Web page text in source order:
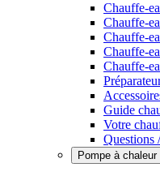
Chauffe-
Chauffe-
Chauffe-
Chauffe-
Chauffe-
Guide
Votre
Questions
Pompe à chaleur